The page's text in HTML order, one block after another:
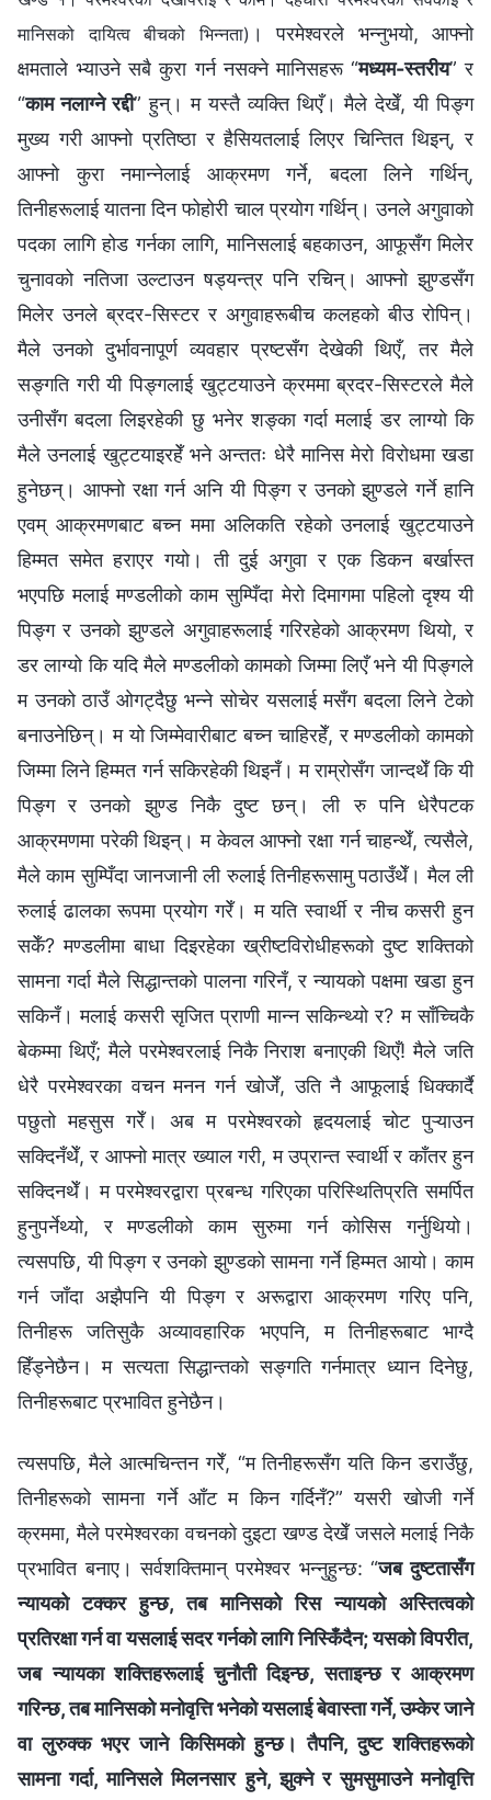
मानिसको दायित्व बीचको भिन्नता) । परमेश्‍वरले भन्नुभयो, आफ्नो
क्षमताले भ्याउने सबै कुरा गर्न नसक्ने मानिसहरू “मध्यम-स्तरीय” र
“काम नलाग्ने रद्दी” हुन्। म यस्तै व्यक्ति थिएँ। मैले देखेँ, यी पिङ्ग
मुख्य गरी आफ्नो प्रतिष्ठा र हैसियतलाई लिएर चिन्तित थिइन्, र
आफ्नो कुरा नमान्नेलाई आक्रमण गर्ने, बदला लिने गर्थिन्,
तिनीहरूलाई यातना दिन फोहोरी चाल प्रयोग गर्थिन्। उनले अगुवाको
पदका लागि होड गर्नका लागि, मानिसलाई बहकाउन, आफूसँग मिलेर
चुनावको नतिजा उल्टाउन षड्यन्त्र पनि रचिन्। आफ्नो झुण्डसँग
मिलेर उनले ब्रदर-सिस्टर र अगुवाहरूबीच कलहको बीउ रोपिन्।
मैले उनको दुर्भावनापूर्ण व्यवहार प्रष्टसँग देखेकी थिएँ, तर मैले
सङ्गति गरी यी पिङ्गलाई खुट्टयाउने क्रममा ब्रदर-सिस्टरले मैले
उनीसँग बदला लिइरहेकी छु भनेर शङ्का गर्दा मलाई डर लाग्यो कि
मैले उनलाई खुट्टयाइरहेँ भने अन्ततः धेरै मानिस मेरो विरोधमा खडा
हुनेछन्। आफ्नो रक्षा गर्न अनि यी पिङ्ग र उनको झुण्डले गर्ने हानि
एवम् आक्रमणबाट बच्न ममा अलिकति रहेको उनलाई खुट्टयाउने
हिम्मत समेत हराएर गयो। ती दुई अगुवा र एक डिकन बर्खास्त
भएपछि मलाई मण्डलीको काम सुम्पिँदा मेरो दिमागमा पहिलो दृश्य यी
पिङ्ग र उनको झुण्डले अगुवाहरूलाई गरिरहेको आक्रमण थियो, र
डर लाग्यो कि यदि मैले मण्डलीको कामको जिम्मा लिएँ भने यी पिङ्गले
म उनको ठाउँ ओगट्दैछु भन्‍ने सोचेर यसलाई मसँग बदला लिने टेको
बनाउनेछिन्। म यो जिम्मेवारीबाट बच्न चाहिरहेँ, र मण्डलीको कामको
जिम्मा लिने हिम्मत गर्न सकिरहेकी थिइनँ। म राम्रोसँग जान्दथेँ कि यी
पिङ्ग र उनको झुण्ड निकै दुष्ट छन्। ली रु पनि धेरैपटक
आक्रमणमा परेकी थिइन्। म केवल आफ्नो रक्षा गर्न चाहन्थेँ, त्यसैले,
मैले काम सुम्पिँदा जानजानी ली रुलाई तिनीहरूसामु पठाउँथेँ। मैल ली
रुलाई ढालका रूपमा प्रयोग गरेँ। म यति स्वार्थी र नीच कसरी हुन
सकेँ? मण्डलीमा बाधा दिइरहेका ख्रीष्टविरोधीहरूको दुष्ट शक्तिको
सामना गर्दा मैले सिद्धान्तको पालना गरिनँ, र न्यायको पक्षमा खडा हुन
सकिनँ। मलाई कसरी सृजित प्राणी मान्न सकिन्थ्यो र? म साँच्चिकै
बेकम्मा थिएँ; मैले परमेश्‍वरलाई निकै निराश बनाएकी थिएँ! मैले जति
धेरै परमेश्‍वरका वचन मनन गर्न खोजेँ, उति नै आफूलाई धिक्कार्दै
पछुतो महसुस गरेँ। अब म परमेश्‍वरको हृदयलाई चोट पुऱ्याउन
सक्दिनँथेँ, र आफ्नो मात्र ख्याल गरी, म उप्रान्त स्वार्थी र काँतर हुन
सक्दिनथेँ। म परमेश्‍वरद्वारा प्रबन्ध गरिएका परिस्थितिप्रति समर्पित
हुनुपर्नेथ्यो, र मण्डलीको काम सुरुमा गर्न कोसिस गर्नुथियो।
त्यसपछि, यी पिङ्ग र उनको झुण्डको सामना गर्ने हिम्मत आयो। काम
गर्न जाँदा अझैपनि यी पिङ्ग र अरूद्वारा आक्रमण गरिए पनि,
तिनीहरू जतिसुकै अव्यावहारिक भएपनि, म तिनीहरूबाट भाग्दै
हिँड्नेछैन। म सत्यता सिद्धान्तको सङ्गति गर्नमात्र ध्यान दिनेछु,
तिनीहरूबाट प्रभावित हुनेछैन।
त्यसपछि, मैले आत्मचिन्तन गरेँ, “म तिनीहरूसँग यति किन डराउँछु,
तिनीहरूको सामना गर्ने आँट म किन गर्दिनँ?” यसरी खोजी गर्ने
क्रममा, मैले परमेश्‍वरका वचनको दुइटा खण्ड देखेँ जसले मलाई निकै
प्रभावित बनाए। सर्वशक्तिमान्‌ परमेश्‍वर भन्‍नुहुन्छ: “जब दुष्टतासँग
न्यायको टक्‍कर हुन्छ, तब मानिसको रिस न्यायको अस्तित्वको
प्रतिरक्षा गर्न वा यसलाई सदर गर्नको लागि निस्किँदैन; यसको विपरीत,
जब न्यायका शक्तिहरूलाई चुनौती दिइन्छ, सताइन्छ र आक्रमण
गरिन्छ, तब मानिसको मनोवृत्ति भनेको यसलाई बेवास्ता गर्ने, उम्केर जाने
वा लुरुक्‍क भएर जाने किसिमको हुन्छ। तैपनि, दुष्ट शक्तिहरूको
सामना गर्दा, मानिसले मिलनसार हुने, झुक्ने र सुमसुमाउने मनोवृत्ति